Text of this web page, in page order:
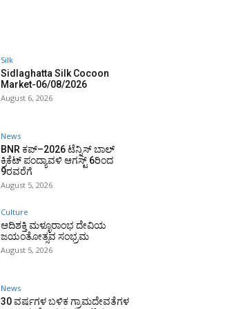
Silk
Sidlaghatta Silk Cocoon
Market-06/08/2026
August 6, 2026
News
BNR ಕಪ್–2026 ಟೆನ್ನಿಸ್ ಬಾಲ್
ಕ್ರಿಕೆಟ್ ಪಂದ್ಯಾವಳಿ ಆಗಸ್ಟ್ 6ರಿಂದ
9ರವರೆಗೆ
August 5, 2026
Culture
ಆದಿಶಕ್ತಿ ಮಳ್ಳೂರಾಂಭ ದೇವಿಯ
ಜಯಂತೋತ್ಸವ ಸಂಭ್ರಮ
August 5, 2026
News
30 ವರ್ಷಗಳ ಬಳಿಕ ಗ್ರಾಮದೇವತೆಗಳ